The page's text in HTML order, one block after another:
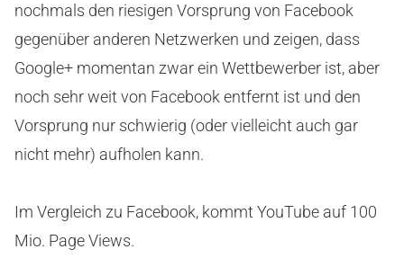
nochmals den riesigen Vorsprung von Facebook
gegenüber anderen Netzwerken und zeigen, dass
Google+ momentan zwar ein Wettbewerber ist, aber
noch sehr weit von Facebook entfernt ist und den
Vorsprung nur schwierig (oder vielleicht auch gar
nicht mehr) aufholen kann.
Im Vergleich zu Facebook, kommt YouTube auf 100
Mio. Page Views.